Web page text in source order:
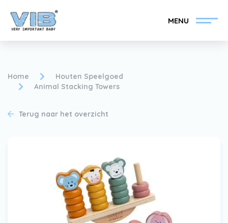
MENU
VIB®-Dealer worden
Vind uw VIB®-Dealer
VIB®-Dealer worden
Home
Houten Speelgoed
Animal Stacking Towers
Terug naar het overzicht